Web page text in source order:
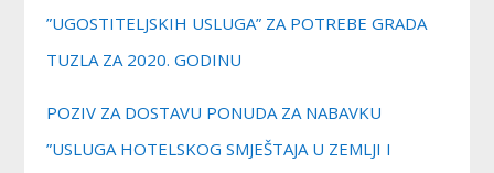
”UGOSTITELJSKIH USLUGA” ZA POTREBE GRADA
TUZLA ZA 2020. GODINU
POZIV ZA DOSTAVU PONUDA ZA NABAVKU
”USLUGA HOTELSKOG SMJEŠTAJA U ZEMLJI I